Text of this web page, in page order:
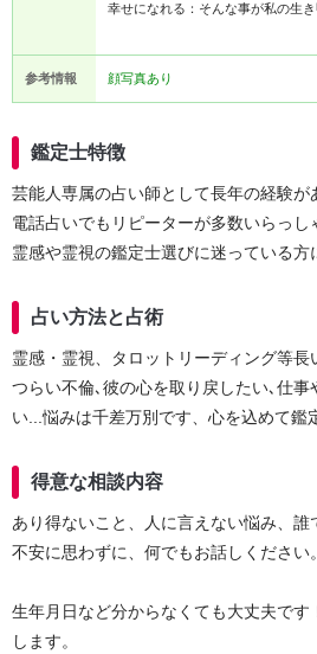
幸せになれる：そんな事が私の生
参考情報 顔写真あり
鑑定士特徴
芸能人専属の占い師として長年の経験が
電話占いでもリピーターが多数いらっし
霊感や霊視の鑑定士選びに迷っている方
占い方法と占術
霊感・霊視、タロットリーディング等長
つらい不倫､彼の心を取り戻したい､仕事
い...悩みは千差万別です、心を込めて鑑
得意な相談内容
あり得ないこと、人に言えない悩み、誰
不安に思わずに、何でもお話しください。
生年月日など分からなくても大丈夫です
します。